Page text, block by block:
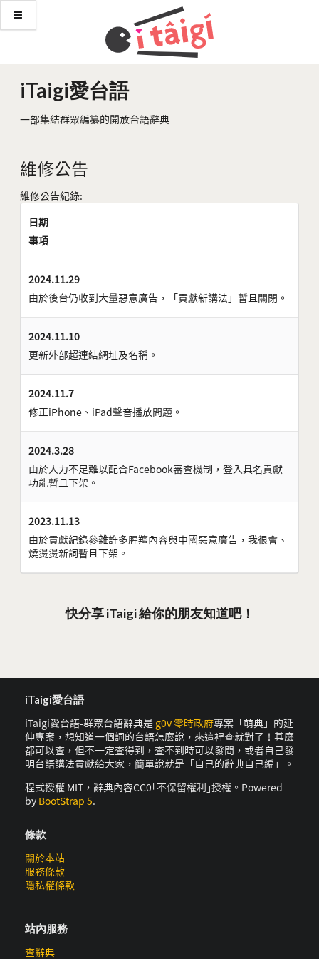
iTaigi愛台語
一部集結群眾編纂的開放台語辭典
維修公告
維修公告紀錄:
日期
事項
2024.11.29
由於後台仍收到大量惡意廣告，「貢獻新講法」暫且關閉。
2024.11.10
更新外部超連結網址及名稱。
2024.11.7
修正iPhone、iPad聲音播放問題。
2024.3.28
由於人力不足難以配合Facebook審查機制，登入具名貢獻
功能暫且下架。
2023.11.13
由於貢獻紀錄參雜許多腥羶內容與中國惡意廣告，我很會、
燒燙燙新詞暫且下架。
快分享 iTaigi 給你的朋友知道吧！
iTaigi愛台語
iTaigi愛台語-群眾台語辭典是 g0v 零時政府專案「萌典」的延
伸專案，想知道一個詞的台語怎麼說，來這裡查就對了！甚麼
都可以查，但不一定查得到，查不到時可以發問，或者自己發
明台語講法貢獻給大家，簡單說就是「自己的辭典自己編」。
程式授權 MIT，辭典內容CC0｢不保留權利｣授權。Powered
by BootStrap 5.
條款
關於本站
服務條款
隱私權條款
站內服務
查辭典